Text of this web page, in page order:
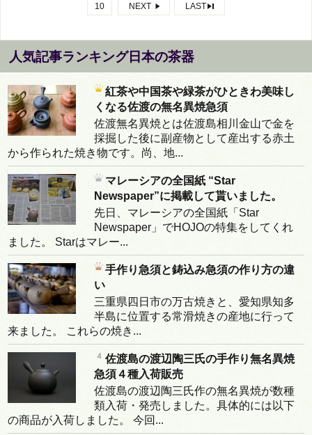
10
NEXT LAST
人気記事ランキング日本の茶器
紅茶や中国茶や緑茶がひときわ美味し
くなる佐渡の無名異焼急須
佐渡無名異焼とは佐渡島相川金山で金を
採掘した後に副産物として産出する赤土
から作られた焼き物です。尚、地...
マレーシアの全国紙 “Star
Newspaper”に掲載して貰いました。
先日、マレーシアの全国紙「Star
Newspaper」でHOJOの特集をしてくれ
ました。 Starはマレー...
手作り急須と鋳込み急須の作り方の違
い
三重県四日市の万古焼きと、愛知県知多
半島に位置する常滑焼きの産地に行って
来ました。 これらの焼き...
佐渡島の渡辺陶三氏の手作り無名異焼
急須４種入荷販売
佐渡島の渡辺陶三氏作の無名異焼が数種
類入荷・発売しました。具体的には以下
の商品が入荷しました。 今回...